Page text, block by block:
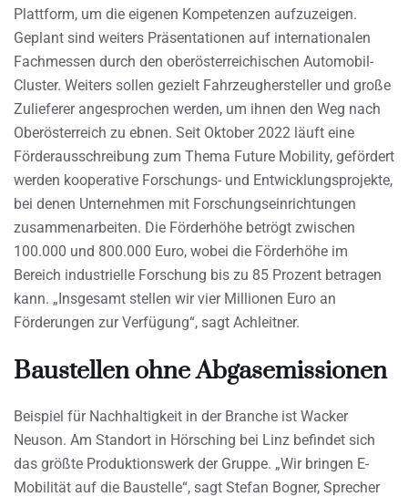
Plattform, um die eigenen Kompetenzen aufzuzeigen.
Geplant sind weiters Präsentationen auf internationalen
Fachmessen durch den oberösterreichischen Automobil-
Cluster. Weiters sollen gezielt Fahrzeughersteller und große
Zulieferer angesprochen werden, um ihnen den Weg nach
Oberösterreich zu ebnen. Seit Oktober 2022 läuft eine
Förderausschreibung zum Thema Future Mobility, gefördert
werden kooperative Forschungs- und Entwicklungsprojekte,
bei denen Unternehmen mit Forschungseinrichtungen
zusammenarbeiten. Die Förderhöhe betrögt zwischen
100.000 und 800.000 Euro, wobei die Förderhöhe im
Bereich industrielle Forschung bis zu 85 Prozent betragen
kann. „Insgesamt stellen wir vier Millionen Euro an
Förderungen zur Verfügung“, sagt Achleitner.
Baustellen ohne Abgasemissionen
Beispiel für Nachhaltigkeit in der Branche ist Wacker
Neuson. Am Standort in Hörsching bei Linz befindet sich
das größte Produktionswerk der Gruppe. „Wir bringen E-
Mobilität auf die Baustelle“, sagt Stefan Bogner, Sprecher